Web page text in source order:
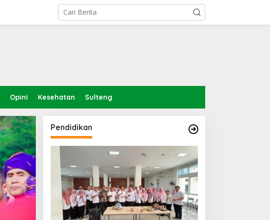
Opini Kesehatan Sulteng
Pendidikan